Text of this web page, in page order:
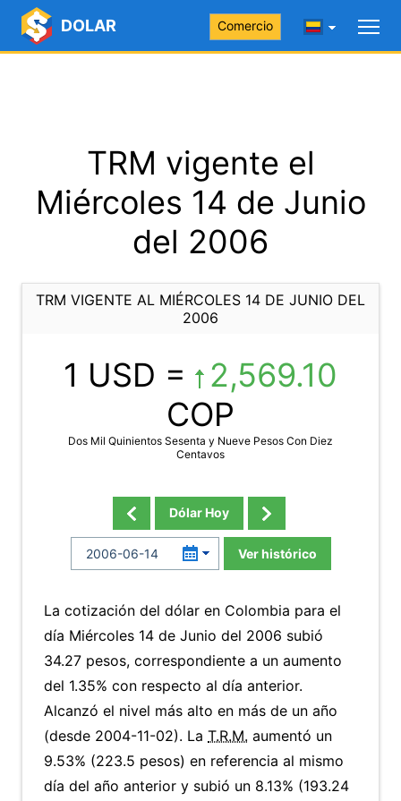
DOLAR Comercio
TRM vigente el
Miércoles 14 de Junio
del 2006
TRM VIGENTE AL MIÉRCOLES 14 DE JUNIO DEL
2006
1 USD =
2,569.10
COP
Dos Mil Quinientos Sesenta y Nueve Pesos Con Diez
Centavos
Dólar Hoy
Ver histórico
La cotización del dólar en Colombia para el
día Miércoles 14 de Junio del 2006 subió
34.27 pesos, correspondiente a un aumento
del 1.35% con respecto al día anterior.
Alcanzó el nivel más alto en más de un año
(desde 2004-11-02). La T.R.M. aumentó un
9.53% (223.5 pesos) en referencia al mismo
día del año anterior y subió un 8.13% (193.24